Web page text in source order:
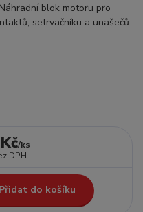
blok motoru pro
setrvačníku a unašečů.
/ks
DPH
Přidat do košíku